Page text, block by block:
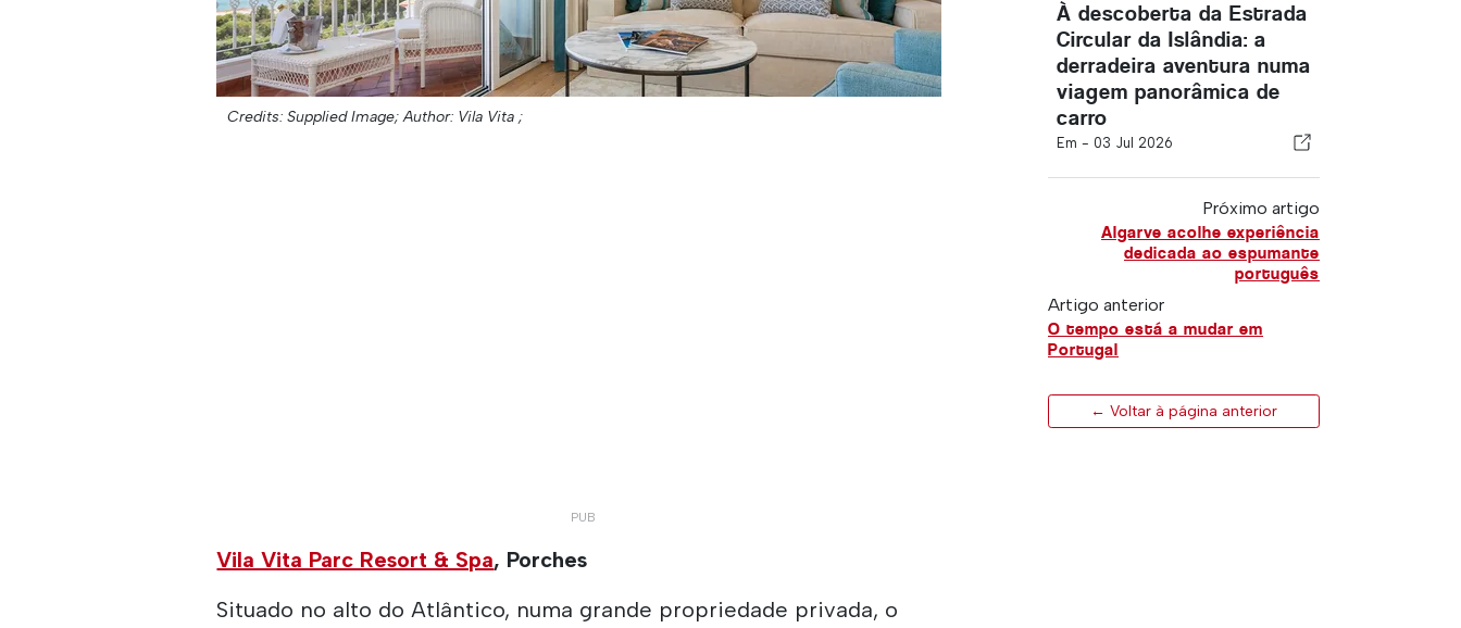
Credits: Supplied Image; Author: Vila Vita ;
Vila Vita Parc Resort & Spa, Porches
Situado no alto do Atlântico, numa grande propriedade privada, o
À descoberta da Estrada
Circular da Islândia: a
derradeira aventura numa
viagem panorâmica de
carro
Em - 03 Jul 2026
Próximo artigo
Algarve acolhe experiência
dedicada ao espumante
português
Artigo anterior
O tempo está a mudar em
Portugal
← Voltar à página anterior